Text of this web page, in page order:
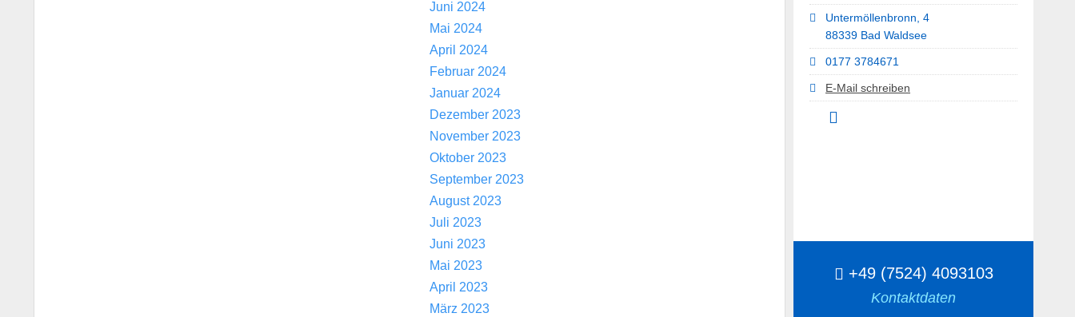
Untermöllenbronn, 4
88339 Bad Waldsee
0177 3784671
E-Mail schreiben
+49 (7524) 4093103
Kontaktdaten
Juni 2024
Mai 2024
April 2024
Februar 2024
Januar 2024
Dezember 2023
November 2023
Oktober 2023
September 2023
August 2023
Juli 2023
Juni 2023
Mai 2023
April 2023
März 2023